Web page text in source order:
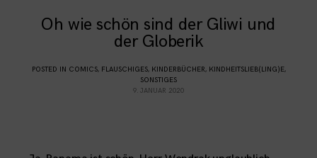
Oh wie schön sind der Gliwi und
der Globerik
POSTED IN COMICS, FLAUSCHIGES, KINDERBÜCHER, KINDHEITSLIEB(LING)E,
SONSTIGES
9. JANUAR 2020